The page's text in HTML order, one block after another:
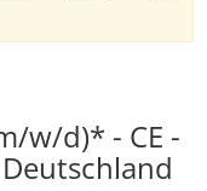
w/d)* - CE -